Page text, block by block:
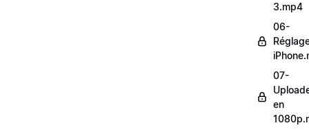
3.mp4
06-
07-
en